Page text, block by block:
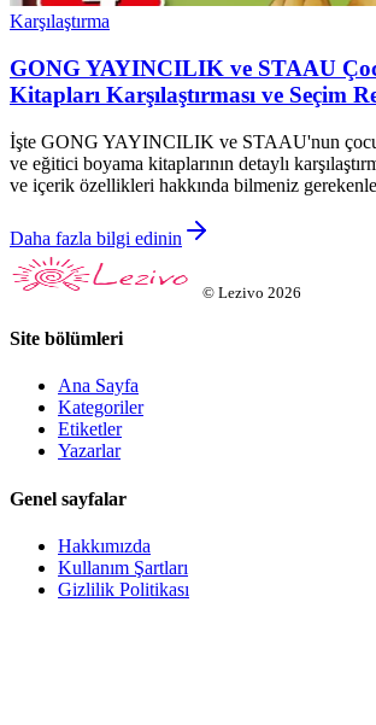
Karşılaştırma
GONG YAYINCILIK ve STAAU
Kitapları Karşılaştırması ve Seçim
İşte GONG YAYINCILIK ve STAAU'nun
ve eğitici boyama kitaplarının detaylı
ve içerik özellikleri hakkında bilmeniz
Daha fazla bilgi edinin
© Lezivo 2026
Site bölümleri
Ana Sayfa
Kategoriler
Etiketler
Yazarlar
Genel sayfalar
Hakkımızda
Kullanım Şartları
Gizlilik Politikası